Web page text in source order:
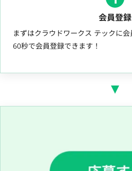
会員登録
まずはクラウドワークス テックに会
60秒で会員登録できます！